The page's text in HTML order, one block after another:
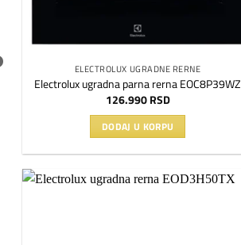
ELECTROLUX UGRADNE RERNE
Electrolux ugradna parna rerna EOC8P39WZ
126.990RSD
DODAJ U KORPU